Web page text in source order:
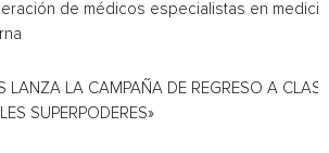
de médicos especialistas en
LANZA LA CAMPAÑA DE REGRESO A
SUPERPODERES»